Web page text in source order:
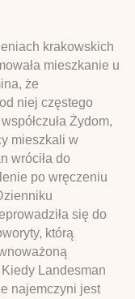
krakowskich
mieszkanie u
że
niej częstego
Żydom,
mieszkali w
wróciła do
po wręczeniu
się do
którą
Landesman
najemczyni jest